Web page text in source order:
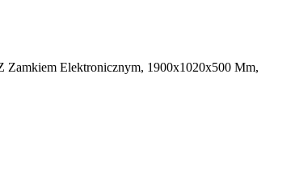
Zamkiem Elektronicznym, 1900x1020x500 Mm,